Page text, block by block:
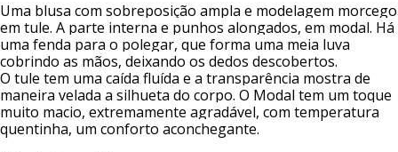
Uma blusa com sobreposição ampla e modelagem morcego
em tule. A parte interna e punhos alongados, em modal. Há
uma fenda para o polegar, que forma uma meia luva
cobrindo as mãos, deixando os dedos descobertos.
O tule tem uma caída fluída e a transparência mostra de
maneira velada a silhueta do corpo. O Modal tem um toque
muito macio, extremamente agradável, com temperatura
quentinha, um conforto aconchegante.